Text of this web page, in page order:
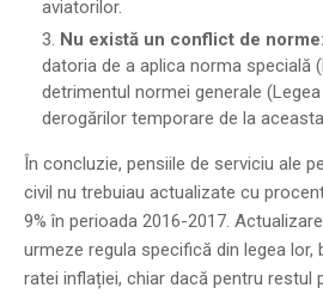
aviatorilor.
Nu există un conflict de norme:
datoria de a aplica norma specială
detrimentul normei generale
derogărilor temporare de la aceasta.
În concluzie, pensiile de serviciu ale
civil nu trebuiau actualizate cu
9% în perioada 2016-2017.
urmeze regula specifică din legea lor,
ratei inflației, chiar dacă pentru restul